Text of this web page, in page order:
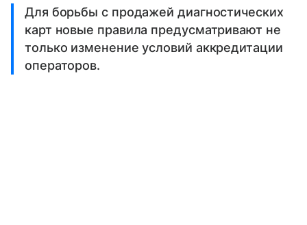
Для борьбы с продажей диагностических
карт новые правила предусматривают не
только изменение условий аккредитации
операторов.